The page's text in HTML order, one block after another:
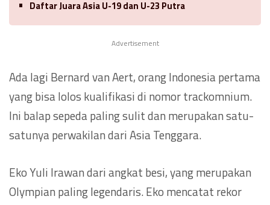
Daftar Juara Asia U-19 dan U-23 Putra
Advertisement
Ada lagi Bernard van Aert, orang Indonesia pertama
yang bisa lolos kualifikasi di nomor trackomnium.
Ini balap sepeda paling sulit dan merupakan satu-
satunya perwakilan dari Asia Tenggara.
Eko Yuli Irawan dari angkat besi, yang merupakan
Olympian paling legendaris. Eko mencatat rekor